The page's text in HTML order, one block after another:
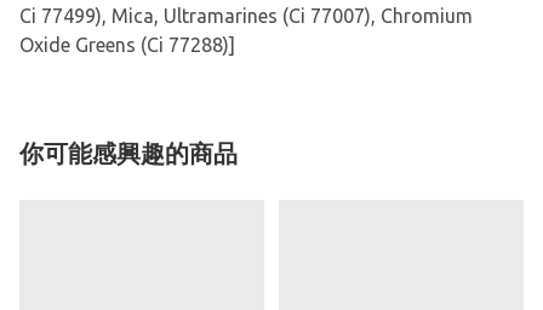
Ci 77499), Mica, Ultramarines (Ci 77007), Chromium
Oxide Greens (Ci 77288)]
你可能感興趣的商品